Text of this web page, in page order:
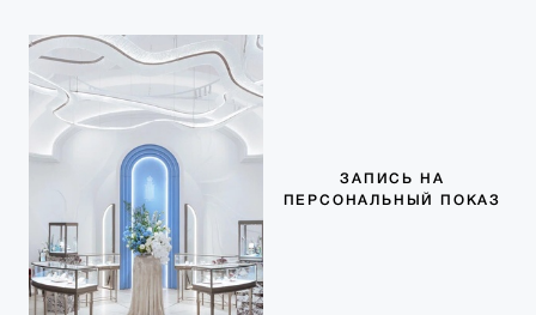
ЗАПИСЬ НА
ПЕРСОНАЛЬНЫЙ ПОКАЗ